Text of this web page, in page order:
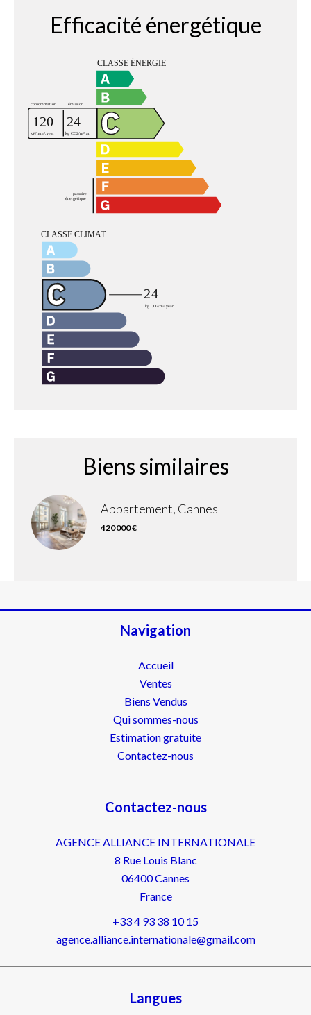
Efficacité énergétique
Biens similaires
Appartement, Cannes
420 000 €
Navigation
Accueil
Ventes
Biens Vendus
Qui sommes-nous
Estimation gratuite
Contactez-nous
Contactez-nous
AGENCE ALLIANCE INTERNATIONALE
8 Rue Louis Blanc
06400Cannes
France
+33 4 93 38 10 15
agence.alliance.internationale@gmail.com
Langues